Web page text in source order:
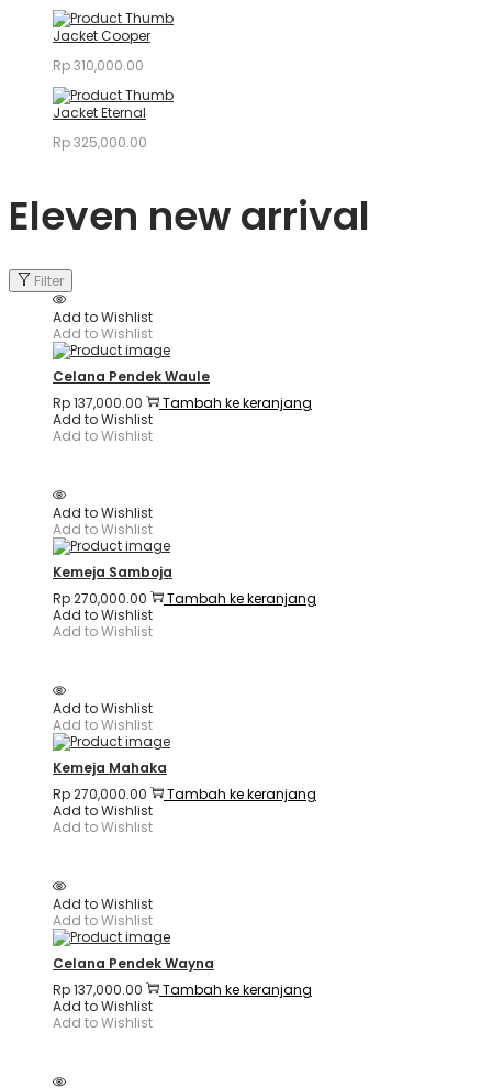
Jacket Cooper
Rp310,000.00
Jacket Eternal
Rp325,000.00
Eleven new arrival
Filter
Add to Wishlist
Add to Wishlist
Celana Pendek Waule
Rp137,000.00
Tambah ke keranjang
Add to Wishlist
Add to Wishlist
Add to Wishlist
Add to Wishlist
Kemeja Samboja
Rp270,000.00
Tambah ke keranjang
Add to Wishlist
Add to Wishlist
Add to Wishlist
Add to Wishlist
Kemeja Mahaka
Rp270,000.00
Tambah ke keranjang
Add to Wishlist
Add to Wishlist
Add to Wishlist
Add to Wishlist
Celana Pendek Wayna
Rp137,000.00
Tambah ke keranjang
Add to Wishlist
Add to Wishlist